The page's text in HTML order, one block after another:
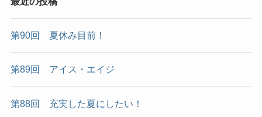
第90回 夏休み目前！
第89回 アイス・エイジ
第88回 充実した夏にしたい！